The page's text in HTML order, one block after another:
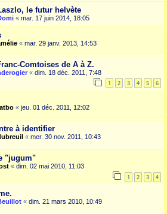
le futur helvète
« mar. 17 juin 2014, 18:05
« mar. 29 janv. 2013, 14:53
Comtoises de A à Z.
« dim. 18 déc. 2011, 7:48
1 2 3 4 5 6
« jeu. 01 déc. 2011, 12:02
à identifier
« mer. 30 nov. 2011, 10:43
"jugum"
« dim. 02 mai 2010, 11:03
1 2 3 4
« dim. 21 mars 2010, 10:49